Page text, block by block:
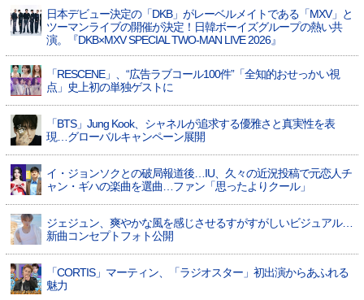
日本デビュー決定の「DKB」がレーベルメイトである「MXV」と
ツーマンライブの開催が決定！日韓ボーイズグループの熱い共
演。『DKB×MXV SPECIAL TWO-MAN LIVE 2026』
「RESCENE」、“広告ラブコール100件”「全知的おせっかい視
点」史上初の単独ゲストに
「BTS」Jung Kook、シャネルが追求する優雅さと真実性を表
現…グローバルキャンペーン展開
イ・ジョンソクとの破局報道後…IU、久々の近況投稿で元恋人チ
ャン・ギハの楽曲を選曲…ファン「思ったよりクール」
ジェジュン、爽やかな風を感じさせるすがすがしいビジュアル…
新曲コンセプトフォト公開
「CORTIS」マーティン、「ラジオスター」初出演からあふれる
魅力